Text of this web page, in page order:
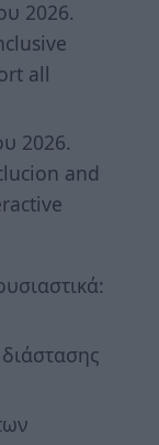
2026.
all
2026.
and